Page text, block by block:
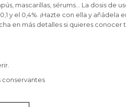
mascarillas, sérums… La dosis de
y el 0,4%. ¡Hazte con ella y añádela
en más detalles si quieres conocer
conservantes